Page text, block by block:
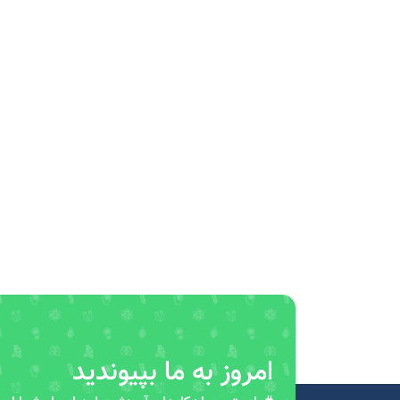
امروز به ما بپیوندید